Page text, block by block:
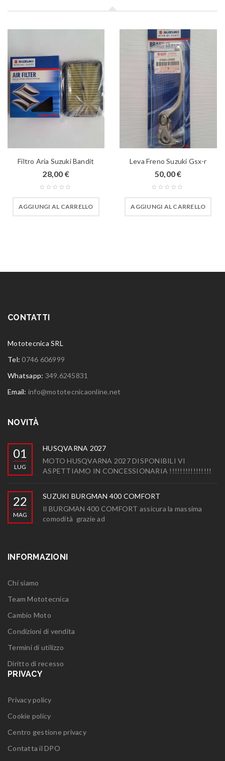
Filtro Aria Suzuki Bandit
28,00 €
AGGIUNGI AL CARRELLO
Leva Freno Suzuki Gsx-r
50,00€
AGGIUNGI AL CARRELLO
CONTATTI
Mototecnica SRL
Tel:0746 606999
Whatsapp: 349.6245831
Email: info@mototecnicaonline.net
NOVITÀ
01
LUG
HUSQVARNA 2027
MOTO HUSQVARNA 2027 DISPONIBILI VI
ASPETTIAMO IN CONCESSIONARIA !!!!!!!!!!!!!!!!
22
MAG
SUZUKI BURGMAN 400 COMFORT
Il BURGMAN 400 COMFORT assicura la massima
comodità grazie ad
INFORMAZIONI
Chi siamo
Team Mototecnica
Cambio Moto
Condizioni di vendita
Termini di utilizzo
Diritto di recesso
PRIVACY
Privacy policy
Cookie policy
Centro gestione privacy
Contatta il DPO